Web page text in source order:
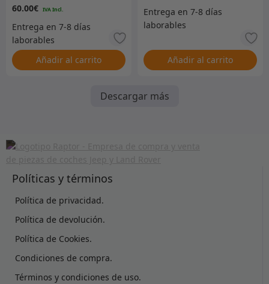
mm
60.00€
Añadir al carrito Añadir al carrito
Descargar más
Políticas y términos
Política de privacidad.
Política de devolución.
Política de Cookies.
Condiciones de compra.
Términos y condiciones de uso.